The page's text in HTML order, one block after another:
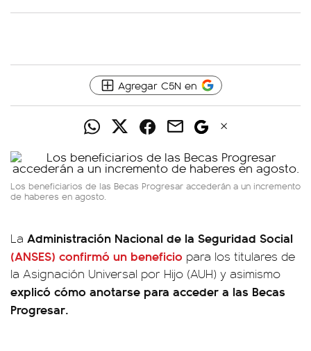
Agregar C5N en
Los beneficiarios de las Becas Progresar accederán a un incremento
de haberes en agosto.
La Administración Nacional de la Seguridad Social
(ANSES) confirmó un beneficio para los titulares de
la Asignación Universal por Hijo (AUH) y asimismo
explicó cómo anotarse para acceder a las Becas
Progresar.